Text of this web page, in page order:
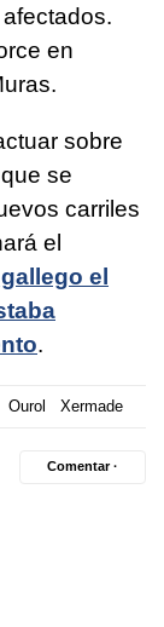
en
sobre
se
carriles
el
el
.
Ourol Xermade
Comentar ·